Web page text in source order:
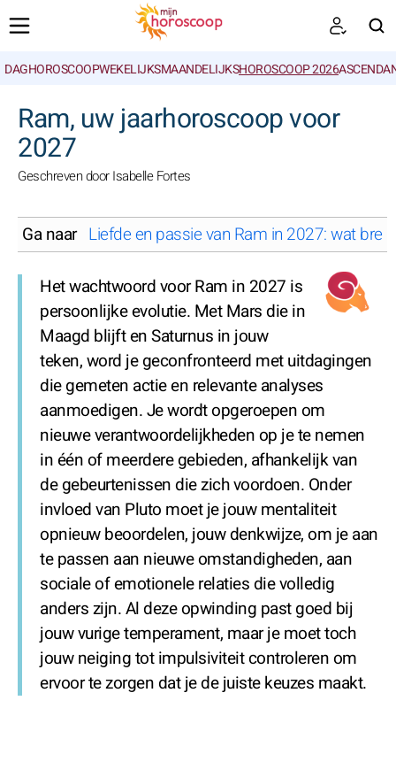
DAGHOROSCOOPWEKELIJKSMAANDELIJKSHOROSCOOP 2026
Ram, uw jaarhoroscoop voor
2027
Geschreven door Isabelle Fortes
Ga naar Liefde en passie van Ram in 2027: wat
Het wachtwoord voor Ram in 2027 is
persoonlijke evolutie. Met Mars die in
Maagd blijft en Saturnus in jouw
teken, word je geconfronteerd met uitdagingen
die gemeten actie en relevante analyses
aanmoedigen. Je wordt opgeroepen om
nieuwe verantwoordelijkheden op je te nemen
in één of meerdere gebieden, afhankelijk van
de gebeurtenissen die zich voordoen. Onder
invloed van Pluto moet je jouw mentaliteit
opnieuw beoordelen, jouw denkwijze, om je aan
te passen aan nieuwe omstandigheden, aan
sociale of emotionele relaties die volledig
anders zijn. Al deze opwinding past goed bij
jouw vurige temperament, maar je moet toch
jouw neiging tot impulsiviteit controleren om
ervoor te zorgen dat je de juiste keuzes maakt.